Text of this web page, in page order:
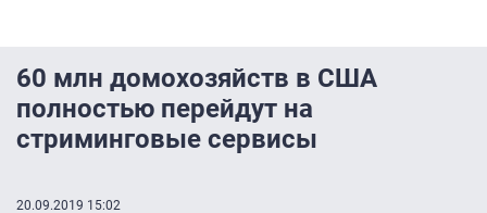
60 млн домохозяйств в США
полностью перейдут на
стриминговые сервисы
20.09.2019 15:02